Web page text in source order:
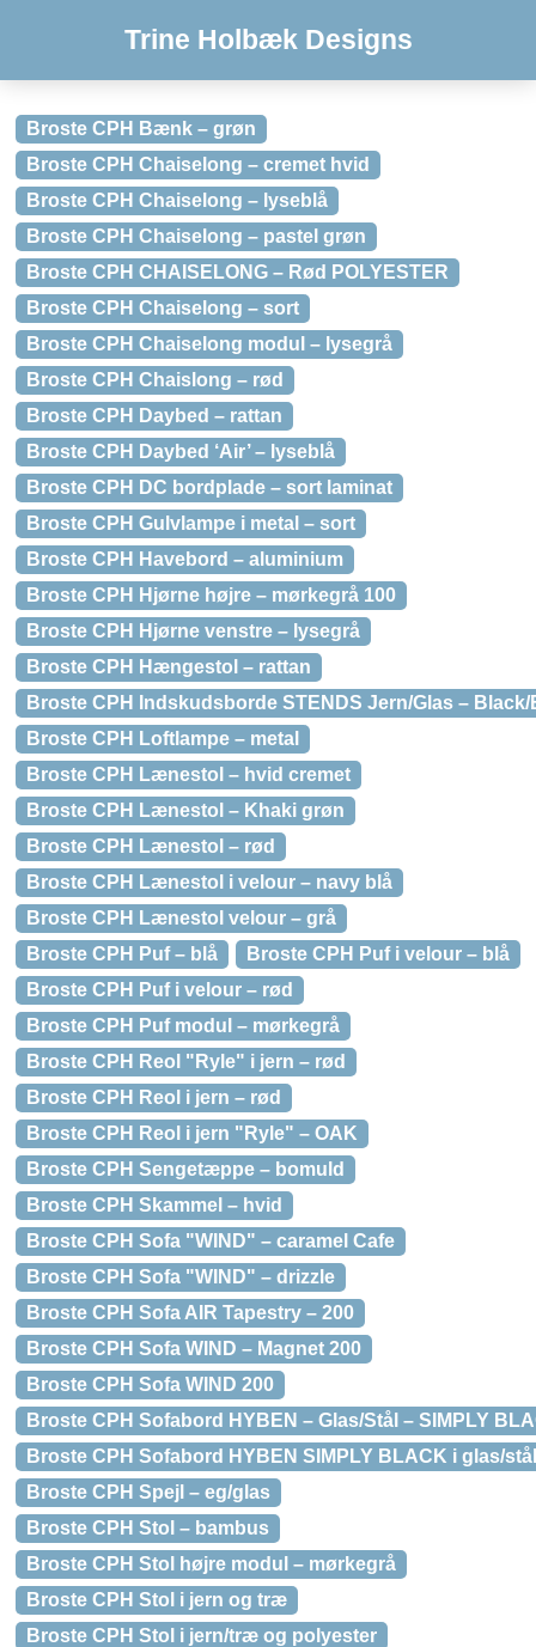
Trine Holbæk Designs
Broste CPH Bænk – grøn
Broste CPH Chaiselong – cremet hvid
Broste CPH Chaiselong – lyseblå
Broste CPH Chaiselong – pastel grøn
Broste CPH CHAISELONG – Rød POLYESTER
Broste CPH Chaiselong – sort
Broste CPH Chaiselong modul – lysegrå
Broste CPH Chaislong – rød
Broste CPH Daybed – rattan
Broste CPH Daybed ‘Air’ – lyseblå
Broste CPH DC bordplade – sort laminat
Broste CPH Gulvlampe i metal – sort
Broste CPH Havebord – aluminium
Broste CPH Hjørne højre – mørkegrå 100
Broste CPH Hjørne venstre – lysegrå
Broste CPH Hængestol – rattan
Broste CPH Indskudsborde STENDS Jern/Glas –
Broste CPH Loftlampe – metal
Broste CPH Lænestol – hvid cremet
Broste CPH Lænestol – Khaki grøn
Broste CPH Lænestol – rød
Broste CPH Lænestol i velour – navy blå
Broste CPH Lænestol velour – grå
Broste CPH Puf – blå
Broste CPH Puf i velour – blå
Broste CPH Puf i velour – rød
Broste CPH Puf modul – mørkegrå
Broste CPH Reol "Ryle" i jern – rød
Broste CPH Reol i jern – rød
Broste CPH Reol i jern "Ryle" – OAK
Broste CPH Sengetæppe – bomuld
Broste CPH Skammel – hvid
Broste CPH Sofa "WIND" – caramel Cafe
Broste CPH Sofa "WIND" – drizzle
Broste CPH Sofa AIR Tapestry – 200
Broste CPH Sofa WIND – Magnet 200
Broste CPH Sofa WIND 200
Broste CPH Sofabord HYBEN – Glas/Stål – SIMPLY
Broste CPH Sofabord HYBEN SIMPLY BLACK i glas/
Broste CPH Spejl – eg/glas
Broste CPH Stol – bambus
Broste CPH Stol højre modul – mørkegrå
Broste CPH Stol i jern og træ
Broste CPH Stol i jern/træ og polyester